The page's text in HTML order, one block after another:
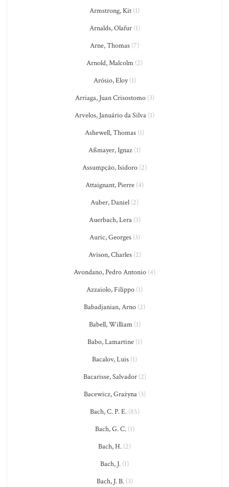
Armstrong, Kit (1)
Arnalds, Olafur(1)
Arne, Thomas (7)
Arnold, Malcolm (2)
Arósio, Eloy(1)
Arriaga, Juan Crisostomo(3)
Arvelos, Januário da Silva (1)
Ashewell, Thomas (1)
Aßmayer, Ignaz (1)
Assumpção, Isidoro (2)
Attaignant, Pierre (4)
Auber, Daniel (2)
Auerbach, Lera(3)
Auric, Georges(3)
Avison, Charles(2)
Avondano, Pedro Antonio (4)
Azzaiolo, Filippo (1)
Babadjanian, Arno (2)
Babell, William(1)
Babo, Lamartine(1)
Bacalov, Luis (1)
Bacarisse, Salvador(2)
Bacewicz, Grażyna(3)
Bach, C. P. E.(85)
Bach, G. C.(1)
Bach, H. (2)
Bach, J. (1)
Bach, J. B.(3)